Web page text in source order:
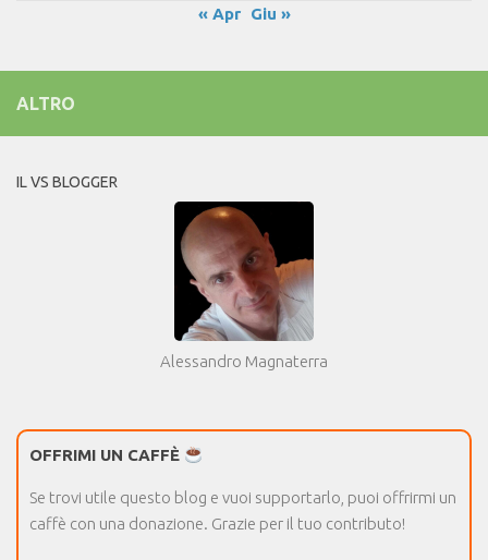
« Apr
Giu »
ALTRO
IL VS BLOGGER
Alessandro Magnaterra
OFFRIMI UN CAFFÈ
Se trovi utile questo blog e vuoi supportarlo, puoi offrirmi un
caffè con una donazione. Grazie per il tuo contributo!